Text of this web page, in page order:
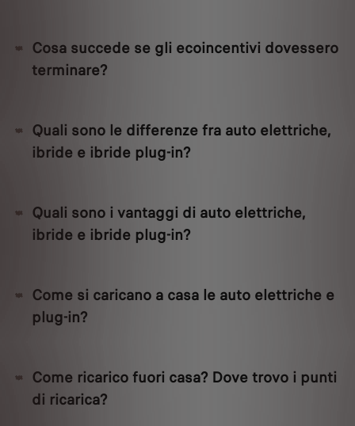
Cosa succede se gli ecoincentivi dovessero
terminare?
Quali sono le differenze fra auto elettriche,
ibride e ibride plug-in?
Quali sono i vantaggi di auto elettriche,
ibride e ibride plug-in?
Come si caricano a casa le auto elettriche e
plug-in?
Come ricarico fuori casa? Dove trovo i punti
di ricarica?